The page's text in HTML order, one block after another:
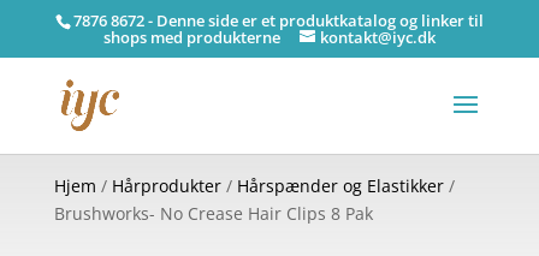
7876 8672 - Denne side er et produktkatalog og linker til
shops med produkterne kontakt@iyc.dk
Hjem / Hårprodukter/ Hårspænder og Elastikker/
Brushworks- No Crease Hair Clips 8 Pak